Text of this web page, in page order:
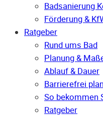
Badsanierung
Förderung &
Ratgeber
Rund ums Bad
Planung &
Ablauf & Dauer
Barrierefrei
So bekommen
Ratgeber